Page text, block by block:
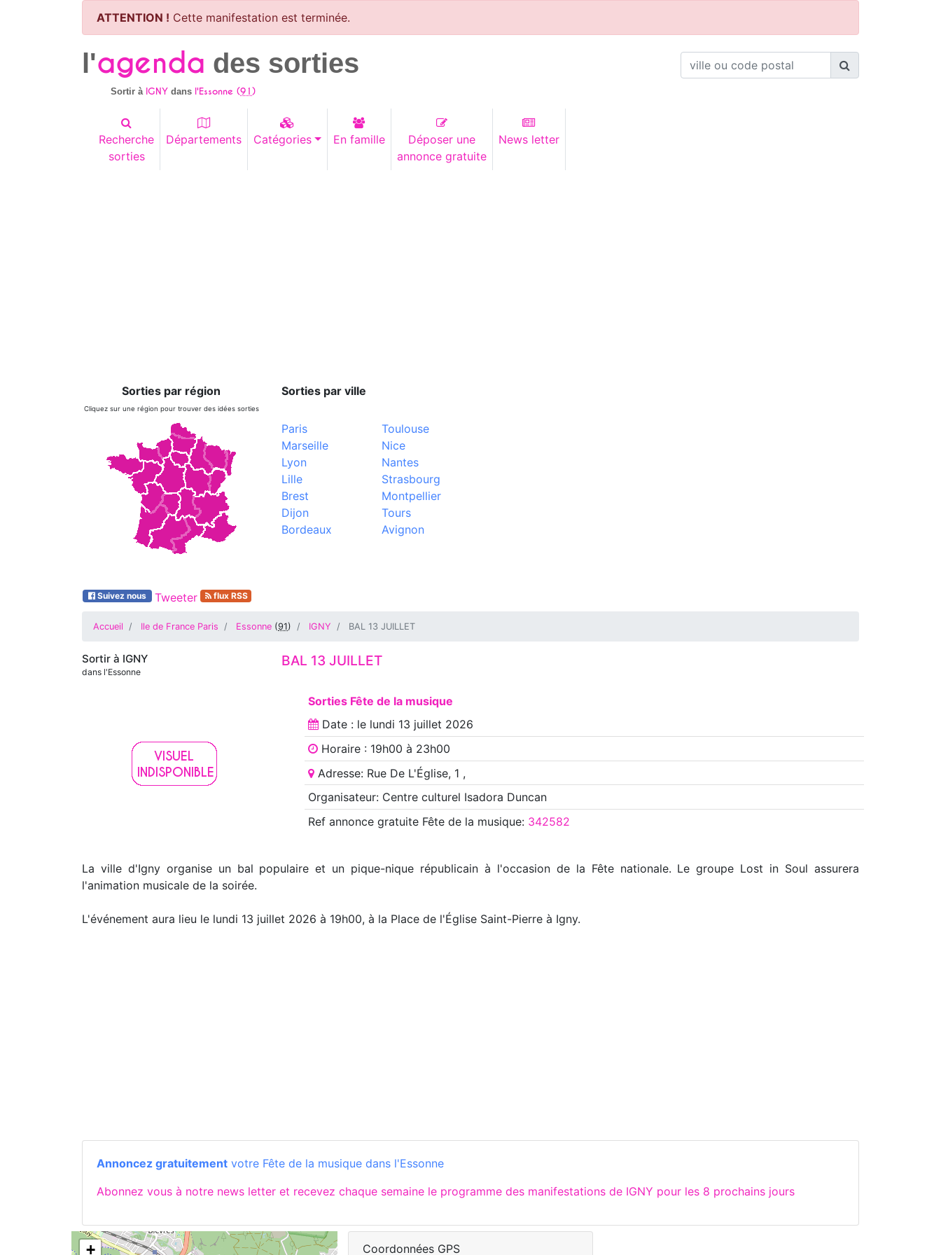
ATTENTION ! Cette manifestation est terminée.
l'agenda des sorties
Sortir à IGNY dans l'Essonne (91)
Recherche
sorties
Départements Catégories En famille
Déposer une
annonce gratuite
News letter
Sorties par région
Cliquez sur une région pour trouver des idées sorties
Sorties par ville
Paris
Marseille
Lyon
Lille
Brest
Dijon
Bordeaux
Toulouse
Nice
Nantes
Strasbourg
Montpellier
Tours
Avignon
Suivez nous Tweeter flux RSS
Accueil Ile de France Paris Essonne (91) IGNY BAL 13 JUILLET
Sortir à IGNY
dans l'Essonne
BAL 13 JUILLET
Sorties Fête de la musique
Date : le lundi 13 juillet 2026
Horaire : 19h00 à 23h00
Adresse: Rue De L'Église, 1 ,
Organisateur: Centre culturel Isadora Duncan
Ref annoncegratuite Fête de la musique: 342582
La ville d'Igny organise un bal populaire et un pique-nique républicain à l'occasion de la Fête nationale. Le groupe Lost in Soul assurera
l'animation musicale de la soirée.
L'événement aura lieu le lundi 13 juillet 2026 à 19h00, à la Place de l'Église Saint-Pierre à Igny.
Annoncez gratuitement votre Fête de la musique dans l'Essonne
Abonnez vous à notre news letter et recevez chaque semaine le programme des manifestations de IGNY pour les 8 prochains jours
+ Coordonnées GPS